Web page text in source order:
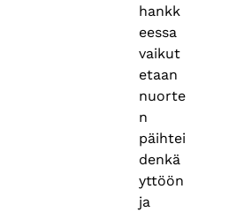
hankk
eessa
vaikut
etaan
nuorte
n
päihtei
denkä
yttöön
ja